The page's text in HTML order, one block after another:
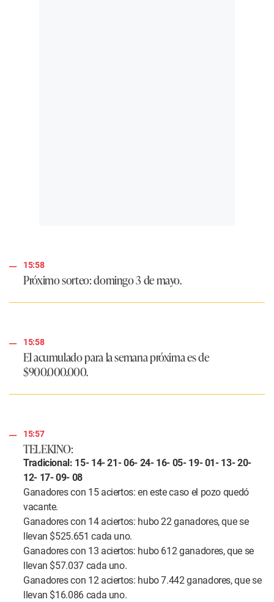
15:58
Próximo sorteo: domingo 3 de mayo.
15:58
El acumulado para la semana próxima es de
$900.000.000.
15:57
TELEKINO:
Tradicional: 15- 14- 21- 06- 24- 16- 05- 19- 01- 13- 20-
12- 17- 09- 08
Ganadores con 15 aciertos: en este caso el pozo quedó
vacante.
Ganadores con 14 aciertos: hubo 22 ganadores, que se
llevan $525.651 cada uno.
Ganadores con 13 aciertos: hubo 612 ganadores, que se
llevan $57.037 cada uno.
Ganadores con 12 aciertos: hubo 7.442 ganadores, que se
llevan $16.086 cada uno.